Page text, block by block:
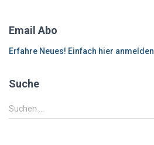
Email Abo
Erfahre Neues! Einfach hier anmelden
Suche
S
u
Suchen …